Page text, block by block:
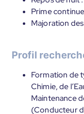
Prime
Majoration
Profil
Formation de
Chimie, de
Maintenance
(Conducteur